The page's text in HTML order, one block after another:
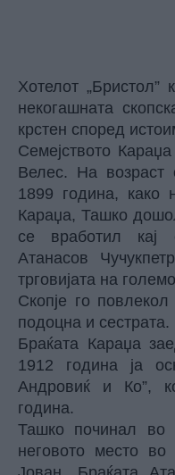
Хотелот „Бристол”
некогашната
крстен според
Семејството
Велес. На
1899 година, како
Караџа, Ташко
се вработил кај
Атанасов
трговијата на
Скопје го
подоцна и сестрата.
Браќата Караџа
1912 година ја
Андровиќ и Ко”,
година.
Ташко починал
неговото место